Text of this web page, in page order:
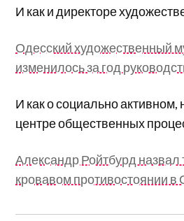
И как и директоре
Одесский художественный
изменилось за год
И как о социально
центре общественных
Александр Ройтбурд назвал
кровавом противостоянии в